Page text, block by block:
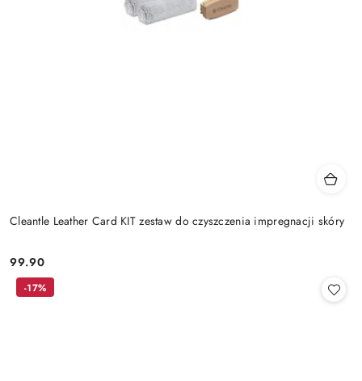
Cleantle Leather Card KIT zestaw do czyszczenia impregnacji skóry
Cena:
99.90
-17%